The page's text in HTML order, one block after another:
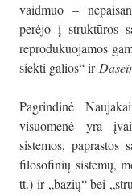
vaidmuo –
perėjo į struktūros
reprodukuojamos
siekti galios“ ir
Pagrindinė
visuomenė yra
sistemos, paprastos
filosofinių sistemų,
tt.) ir „bazių“ bei